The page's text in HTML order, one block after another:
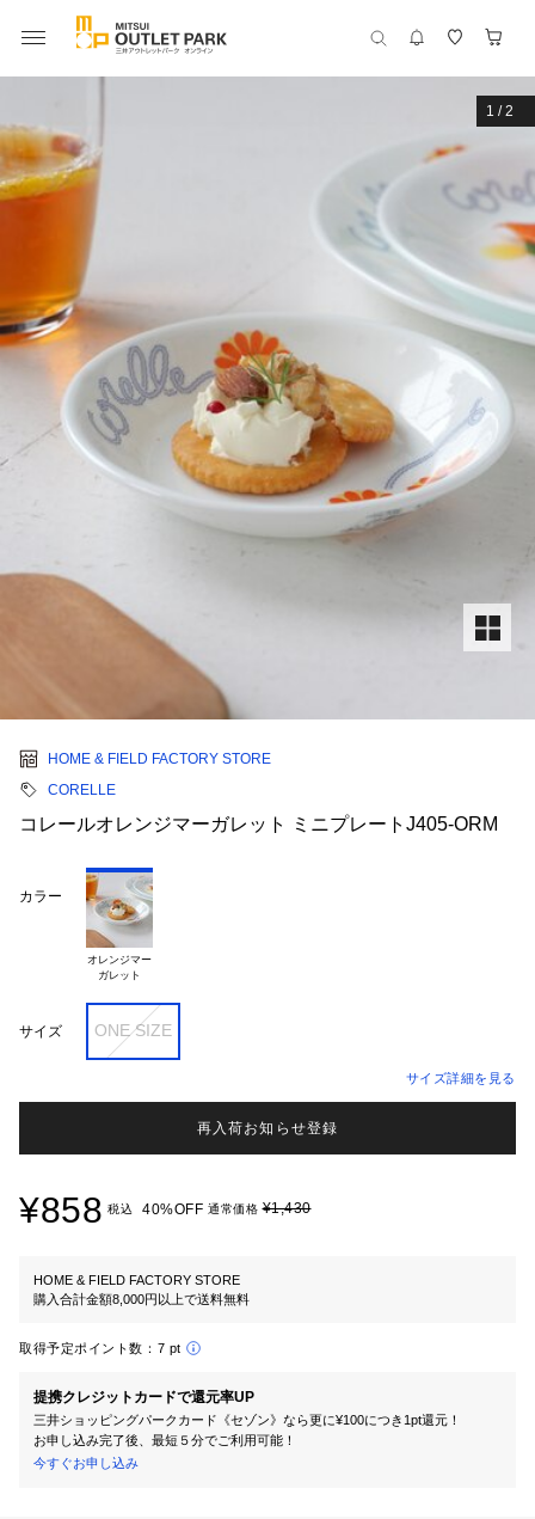
1 /2
HOME & FIELD FACTORY STORE
CORELLE
コレールオレンジマーガレット ミニプレートJ405-ORM
カラー
オレンジマー
サイズ ONE SIZE
サイズ詳細を見る
再入荷お知らせ登録
¥858 税込 40%OFF 通常価格¥1,430
HOME & FIELD FACTORY STORE
購入合計金額8,000円以上で送料無料
取得予定ポイント数： 7 pt
提携クレジットカードで還元率UP
三井ショッピングパークカード《セゾン》なら更に¥100につき1pt還元！
お申し込み完了後、最短５分でご利用可能！
今すぐお申し込み